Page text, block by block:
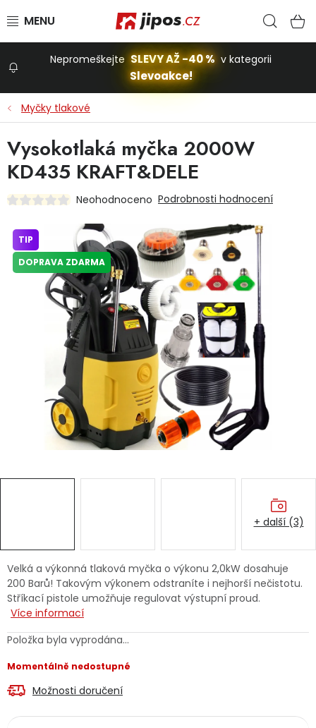
Stavba a dům
Domácnost
Dětská hřiště
Autodoplňky
Vánoce
Ochranné pomůcky
Značky
Jaký je aktuální stav mé objednávky?
Velkoobchodní spolupráce (B2B)
Servis nářadí Hodnocení obchodu
Nepromeškejte SLEVY AŽ -40 % v kategorii
Slevoakce!
Myčky tlakové
Velká a výkonná tlaková myčka o výkonu 2,0kW dosahuje
200 Barů! Takovým výkonem odstraníte i nejhorší nečistotu.
Stříkací pistole umožňuje regulovat výstupní proud.
Více informací
Položka byla vyprodána…
Momentálně nedostupné
Možnosti doručení
Vysokotlaká myčka 2000W
KD435 KRAFT&DELE
Neohodnoceno Podrobnosti hodnocení
TIP
DOPRAVA ZDARMA
+ další (3)